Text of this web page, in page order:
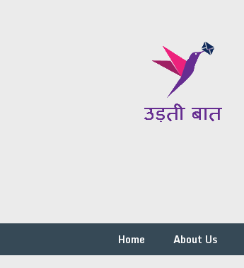
Home About Us